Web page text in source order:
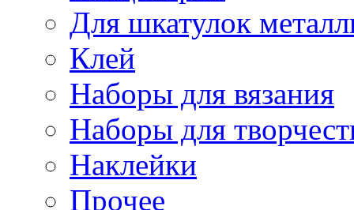
Для шкатулок
Клей
Наборы для вязания
Наборы для
Наклейки
Прочее